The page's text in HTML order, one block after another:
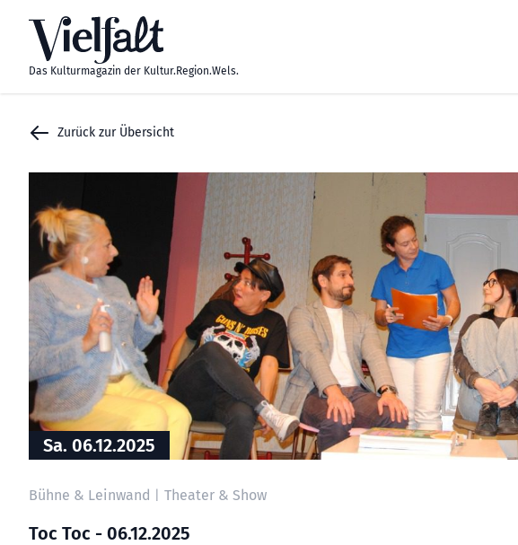
Das Kulturmagazin der Kultur.Region.Wels.
Zurück zur Übersicht
Sa. 06.12.2025
Bühne & Leinwand Theater & Show
Toc Toc - 06.12.2025